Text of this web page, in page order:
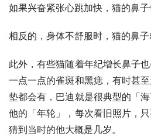
如果兴奋紧张心跳加快，猫的鼻子
相反的，身体不舒服时，猫的鼻子
此外，有些猫随着年纪增长鼻子
一点一点的雀斑和黑痣，有时甚
垫都会有，巴迪就是很典型的「
他的「年轮」，每次看旧照片，
猜到当时的他大概是几岁。